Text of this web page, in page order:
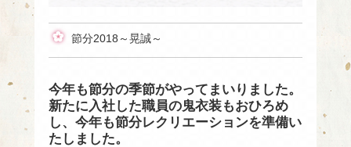
節分2018～晃誠～
今年も節分の季節がやってまいりました。
新たに入社した職員の鬼衣装もおひろめ
し、今年も節分レクリエーションを準備い
たしました。